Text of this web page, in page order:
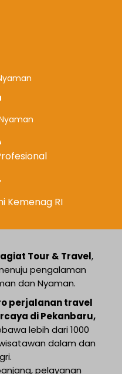
Kemenag RI
Tour & Travel,
pengalaman
dan Nyaman.
perjalanan travel
di Pekanbaru,
lebih dari 1000
dalam dan
pelayanan